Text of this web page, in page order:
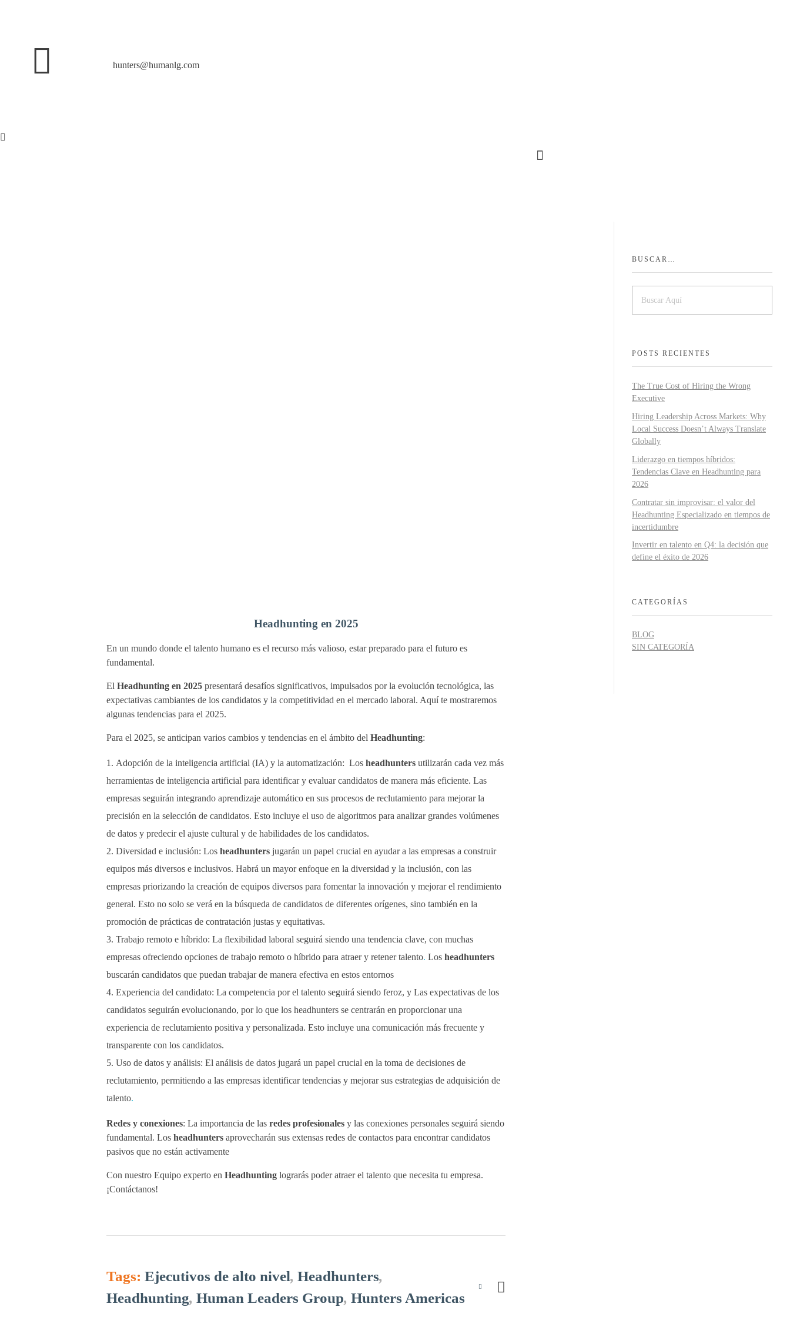
hunters@humanlg.com
Headhunting en 2025
En un mundo donde el talento humano es el recurso más valioso, estar preparado para el futuro es
fundamental.
El Headhunting en 2025presentará desafíos significativos, impulsados por la evolución tecnológica, las
expectativas cambiantes de los candidatos y la competitividad en el mercado laboral. Aquí te mostraremos
algunas tendencias para el 2025.
Para el 2025, se anticipan varios cambios y tendencias en el ámbito del Headhunting:
Adopción de la inteligencia artificial (IA) y la automatización: Los headhuntersutilizarán cada vez más
herramientas de inteligencia artificial para identificar y evaluar candidatos de manera más eficiente. Las
empresas seguirán integrando aprendizaje automático en sus procesos de reclutamiento para mejorar la
precisión en la selección de candidatos. Esto incluye el uso de algoritmos para analizar grandes volúmenes
de datos y predecir el ajuste cultural y de habilidades de los candidatos.
Diversidad e inclusión: Los headhuntersjugarán un papel crucial en ayudar a las empresas a construir
equipos más diversos e inclusivos. Habrá un mayor enfoque en la diversidad y la inclusión, con las
empresas priorizando la creación de equipos diversos para fomentar la innovación y mejorar el rendimiento
general. Esto no solo se verá en la búsqueda de candidatos de diferentes orígenes, sino también en la
promoción de prácticas de contratación justas y equitativas.
Trabajo remoto e híbrido: La flexibilidad laboral seguirá siendo una tendencia clave, con muchas
empresas ofreciendo opciones de trabajo remoto o híbrido para atraer y retener talento. Los headhunters
buscarán candidatos que puedan trabajar de manera efectiva en estos entornos
Experiencia del candidato: La competencia por el talento seguirá siendo feroz, y Las expectativas de los
candidatos seguirán evolucionando, por lo que los headhunters se centrarán en proporcionar una
experiencia de reclutamiento positiva y personalizada. Esto incluye una comunicación más frecuente y
transparente con los candidatos.
Uso de datos y análisis: El análisis de datos jugará un papel crucial en la toma de decisiones de
reclutamiento, permitiendo a las empresas identificar tendencias y mejorar sus estrategias de adquisición de
talento.
Redes y conexiones: La importancia de las redes profesionalesy las conexiones personales seguirá siendo
fundamental. Los headhuntersaprovecharán sus extensas redes de contactos para encontrar candidatos
pasivos que no están activamente
Con nuestro Equipo experto en Headhuntinglograrás poder atraer el talento que necesita tu empresa.
¡Contáctanos!
Tags: Ejecutivos de alto nivel, Headhunters,
Headhunting, Human Leaders Group, Hunters Americas
BUSCAR…
POSTS RECIENTES
The True Cost of Hiring the Wrong
Executive
Hiring Leadership Across Markets: Why
Local Success Doesn’t Always Translate
Globally
Liderazgo en tiempos híbridos:
Tendencias Clave en Headhunting para
2026
Contratar sin improvisar: el valor del
Headhunting Especializado en tiempos de
incertidumbre
Invertir en talento en Q4: la decisión que
define el éxito de 2026
CATEGORÍAS
BLOG
SIN CATEGORÍA